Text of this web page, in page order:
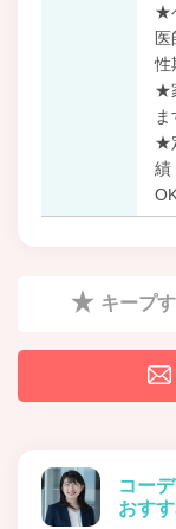
★
性
★
ま
★
績
キープ
コー
おす